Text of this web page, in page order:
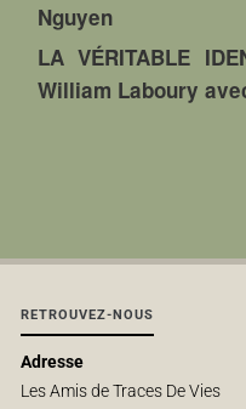
Nguyen
LA VÉRITABLE
William Laboury
RETROUVEZ-NOUS
Adresse
Les Amis de Traces De Vies